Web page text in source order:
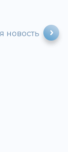
новость